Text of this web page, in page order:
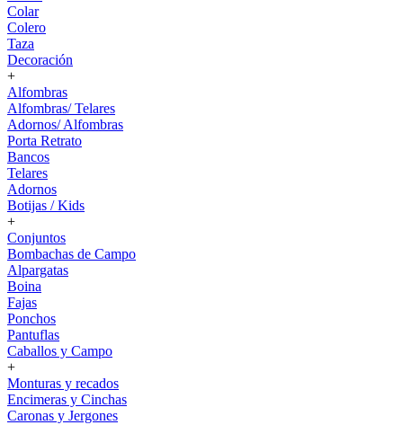
Colar
Colero
Taza
Decoración
+
Alfombras
Alfombras/ Telares
Adornos/ Alfombras
Porta Retrato
Bancos
Telares
Adornos
Botijas / Kids
+
Conjuntos
Bombachas de Campo
Alpargatas
Boina
Fajas
Ponchos
Pantuflas
Caballos y Campo
+
Monturas y recados
Encimeras y Cinchas
Caronas y Jergones